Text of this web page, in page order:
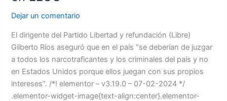
Dejar un comentario
El dirigente del Partido Libertad y refundación (Libre)
Gilberto Ríos aseguró que en el país “se deberían de juzgar
a todos los narcotraficantes y los criminales del país y no
en Estados Unidos porque ellos juegan con sus propios
intereses”. /*! elementor – v3.19.0 – 07-02-2024 */
.elementor-widget-image{text-align:center}.elementor-
EEUU